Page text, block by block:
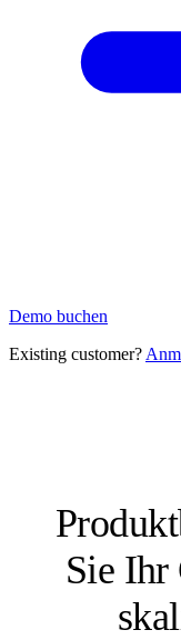
Demo buchen
Existing customer?
Sie Ihr